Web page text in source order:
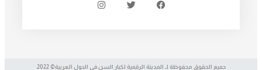
جميع الحقوق محفوظة لـ المدينة الرقمية لكبار السن في الدول العربية© 2022